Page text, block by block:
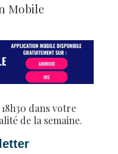
Mobile
dans votre
de la semaine.